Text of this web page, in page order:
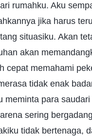
rumahku. Aku
jika harus
situasiku. Akan
akan
cepat memahami
tidak enak
meminta para
sering
tidak bertenaga,